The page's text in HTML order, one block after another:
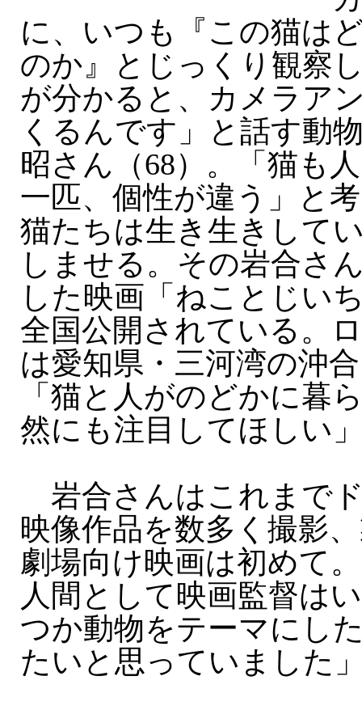
に、いつも『この猫は
のか』とじっくり観察
が分かると、カメラア
くるんです」と話す動
昭さん（68）。「猫も
一匹、個性が違う」と
猫たちは生き生きして
しませる。その岩合さ
した映画「ねことじい
全国公開されている。
は愛知県・三河湾の沖
「猫と人がのどかに暮
然にも注目してほしい
岩合さんはこれまで
映像作品を数多く撮影
劇場向け映画は初めて
人間として映画監督は
つか動物をテーマにし
たいと思っていました